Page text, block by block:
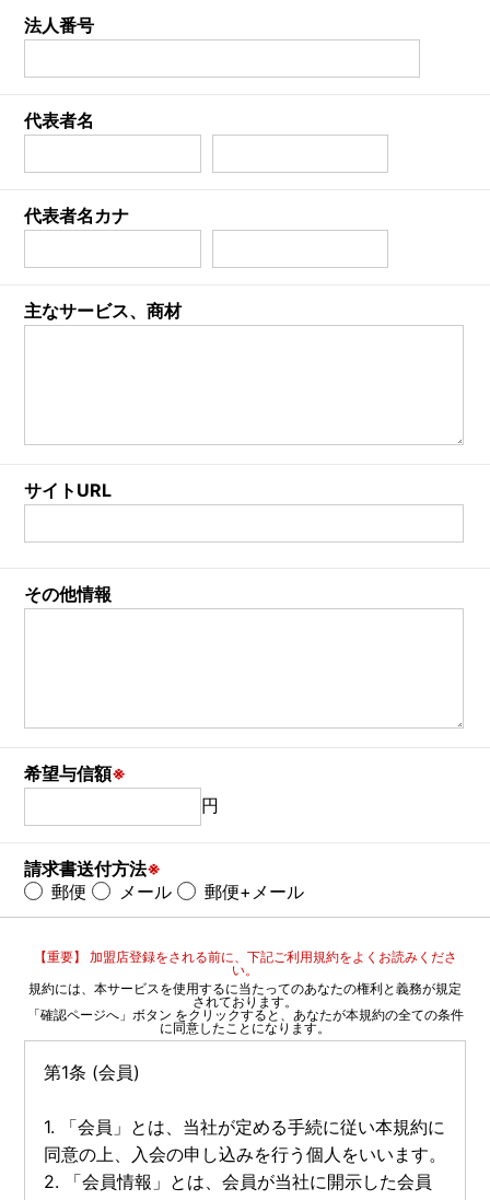
法人番号
代表者名
代表者名カナ
主なサービス、商材
サイトURL
その他情報
希望与信額※
円
請求書送付方法※
郵便
メール 郵便+メール
【重要】 加盟店登録をされる前に、下記ご利用規約をよくお読みくださ
い。
規約には、本サービスを使用するに当たってのあなたの権利と義務が規定
されております。
「確認ページへ」ボタン をクリックすると、あなたが本規約の全ての条件
に同意したことになります。